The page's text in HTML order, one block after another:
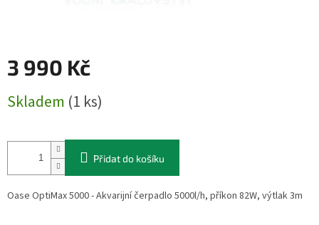
3 990 Kč
cena:
Skladem (1 ks)
Přidat do košíku
Oase OptiMax 5000 - Akvarijní čerpadlo 5000l/h, příkon 82W, výtlak 3m